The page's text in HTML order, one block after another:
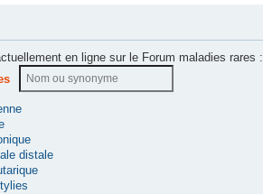
en ligne sur le Forum maladies rares :
distale